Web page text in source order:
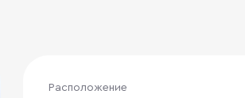
Расположение